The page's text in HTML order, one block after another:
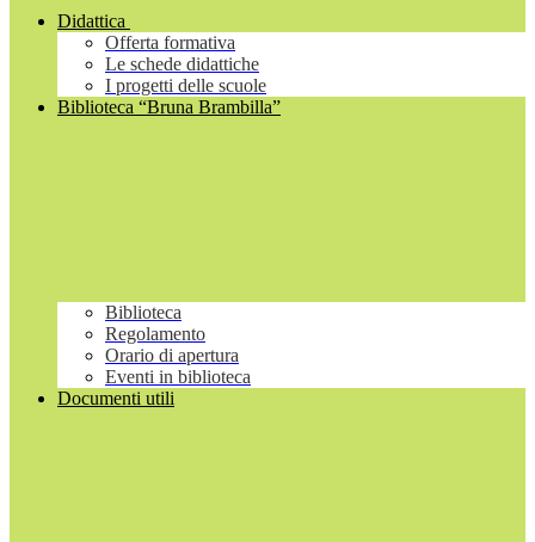
Didattica
Offerta formativa
Le schede didattiche
I progetti delle scuole
Biblioteca “Bruna Brambilla”
Biblioteca
Regolamento
Orario di apertura
Eventi in biblioteca
Documenti utili